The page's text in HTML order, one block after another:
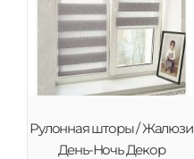
Рулонная шторы / Жалюзи
День-Ночь Декор